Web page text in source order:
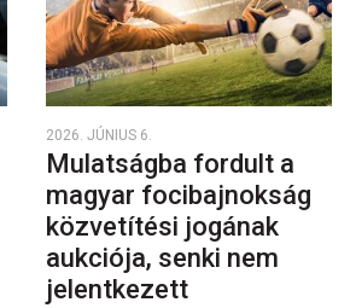
2026. JÚNIUS 6.
Mulatságba fordult a
magyar focibajnokság
közvetítési jogának
aukciója, senki nem
jelentkezett